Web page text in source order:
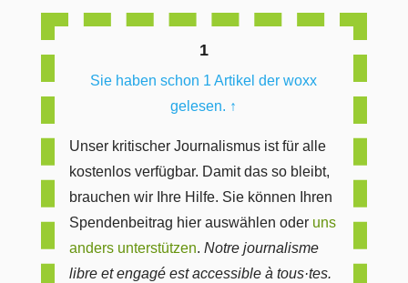
1
Sie haben schon 1 Artikel der woxx
gelesen. ↑
Unser kritischer Journalismus ist für alle
kostenlos verfügbar. Damit das so bleibt,
brauchen wir Ihre Hilfe. Sie können Ihren
Spendenbeitrag hier auswählen oder uns
anders unterstützen. Notre journalisme
libre et engagé est accessible à tous·tes.